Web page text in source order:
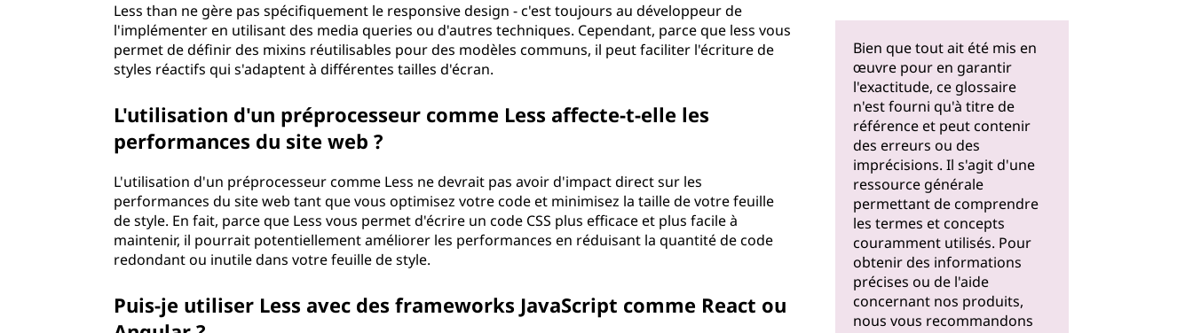
Less than ne gère pas spécifiquement le responsive design - c'est toujours au développeur de
l'implémenter en utilisant des media queries ou d'autres techniques. Cependant, parce que less vous
permet de définir des mixins réutilisables pour des modèles communs, il peut faciliter l'écriture de
styles réactifs qui s'adaptent à différentes tailles d'écran.
L'utilisation d'un préprocesseur comme Less affecte-t-elle les
performances du site web ?
L'utilisation d'un préprocesseur comme Less ne devrait pas avoir d'impact direct sur les
performances du site web tant que vous optimisez votre code et minimisez la taille de votre feuille
de style. En fait, parce que Less vous permet d'écrire un code CSS plus efficace et plus facile à
maintenir, il pourrait potentiellement améliorer les performances en réduisant la quantité de code
redondant ou inutile dans votre feuille de style.
Puis-je utiliser Less avec des frameworks JavaScript comme React ou
Bien que tout ait été mis en
œuvre pour en garantir
l'exactitude, ce glossaire
n'est fourni qu'à titre de
référence et peut contenir
des erreurs ou des
imprécisions. Il s'agit d'une
ressource générale
permettant de comprendre
les termes et concepts
couramment utilisés. Pour
obtenir des informations
précises ou de l'aide
concernant nos produits,
nous vous recommandons